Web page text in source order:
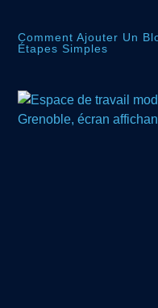
Comment Ajouter Un
Étapes Simples